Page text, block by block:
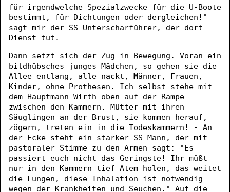
für irgendwelche Spezialzwecke für die U-Boote
bestimmt, für Dichtungen oder dergleichen!"
sagt mir der SS-Unterscharführer, der dort
Dienst tut.
Dann setzt sich der Zug in Bewegung. Voran ein
bildhübsches junges Mädchen, so gehen sie die
Allee entlang, alle nackt, Männer, Frauen,
Kinder, ohne Prothesen. Ich selbst stehe mit
dem Hauptmann Wirth oben auf der Rampe
zwischen den Kammern. Mütter mit ihren
Säuglingen an der Brust, sie kommen herauf,
zögern, treten ein in die Todeskammern! - An
der Ecke steht ein starker SS-Mann, der mit
pastoraler Stimme zu den Armen sagt: "Es
passiert euch nicht das Geringste! Ihr müßt
nur in den Kammern tief Atem holen, das weitet
die Lungen, diese Inhalation ist notwendig
wegen der Krankheiten und Seuchen." Auf die